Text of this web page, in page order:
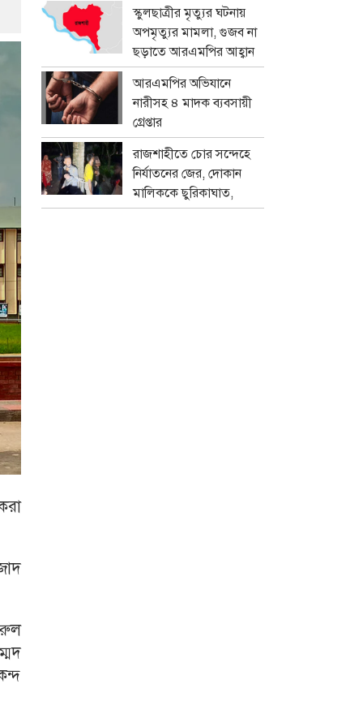
স্কুলছাত্রীর মৃত্যুর ঘটনায়
অপমৃত্যুর মামলা, গুজব না
ছড়াতে আরএমপির আহ্বান
আরএমপির অভিযানে
নারীসহ ৪ মাদক ব্যবসায়ী
গ্রেপ্তার
রাজশাহীতে চোর সন্দেহে
নির্যাতনের জের, দোকান
মালিককে ছুরিকাঘাত,
মামলা